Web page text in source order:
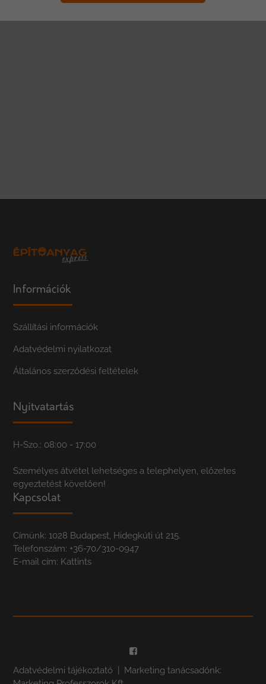
Információk
Szállítási információk
Adatvédelmi nyilatkozat
Általános szerződési feltételek
Nyitvatartás
H-Szo.: 08:00 - 17:00
Személyes átvétel lehetséges a telephelyen, előzetes
egyeztetést követően!
Kapcsolat
Címünk: 1028 Budapest, Hidegkúti út 215.
Telefonszám: +36-70/310-0947
E-mail cím: Kattints
Adatvédelmi tájékoztató
| Marketing tanácsadónk: